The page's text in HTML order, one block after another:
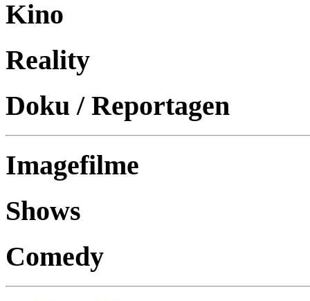
Kino
Reality
Doku / Reportagen
Imagefilme
Shows
Comedy